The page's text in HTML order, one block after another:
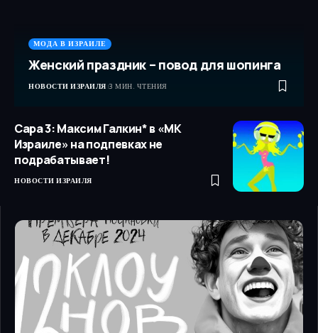
МОДА В ИЗРАИЛЕ
Женский праздник – повод для шопинга
НОВОСТИ ИЗРАИЛЯ 3 МИН. ЧТЕНИЯ
Сара 3: Максим Галкин* в «МК
Израиле» на подпевках не
подрабатывает!
НОВОСТИ ИЗРАИЛЯ